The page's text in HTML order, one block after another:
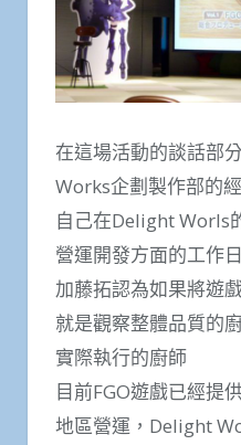
在這場活動的談話部
Works企劃製作部的
自己在Delight Worls
營運開發方面的工作
加藤拓認為如果將遊
就是觀察整體品質的
實際執行的廚師
目前FGO遊戲已經提
地區營運，Delight